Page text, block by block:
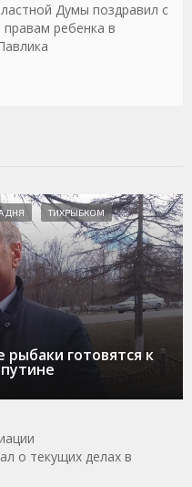
Думы поздравил с
ребенка в
готовятся к
ДНЯ ТИХРЫБКОМ
о текущих делах в